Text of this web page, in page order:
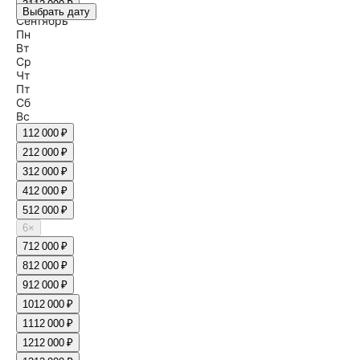
3112 000 ₽
Сентябрь
Пн
Вт
Ср
Чт
Пт
Сб
Вс
112 000 ₽
212 000 ₽
312 000 ₽
412 000 ₽
512 000 ₽
6×
712 000 ₽
812 000 ₽
912 000 ₽
1012 000 ₽
1112 000 ₽
1212 000 ₽
Выбрать дату